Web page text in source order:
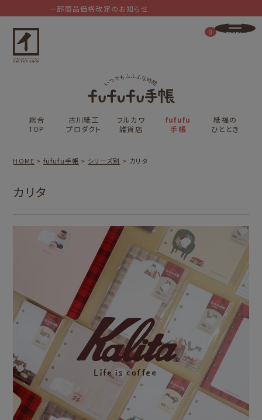
一部商品価格改定のお知らせ
総合
TOP
古川紙工
プロダクト
フルカワ
雑貨店
fufufu
手帳
紙福の
ひととき
0
HOME fufufu手帳 シリーズ別 カリタ
カリタ